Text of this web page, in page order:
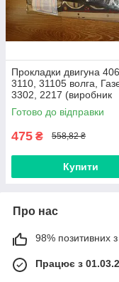
Прокладки двигуна
3110, 31105 волга,
3302, 2217 (виробник
Автосвіт, Україна) 17
Готово до відправки
475 ₴ 558,82 ₴
Купити
Про нас
98% позитивних з
Працює з